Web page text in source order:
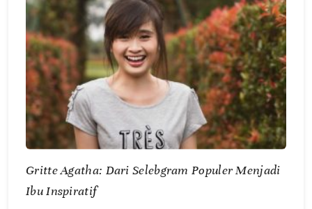
Gritte Agatha: Dari Selebgram Populer Menjadi
Ibu Inspiratif